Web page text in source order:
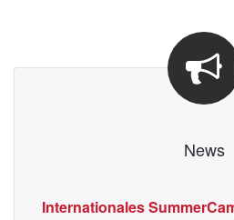
News
Internationales